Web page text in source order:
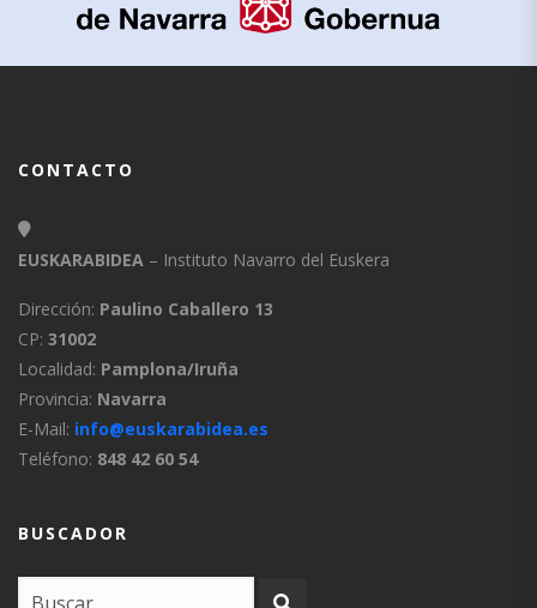
CONTACTO
EUSKARABIDEA – Instituto Navarro del Euskera
Dirección: Paulino Caballero 13
CP: 31002
Localidad: Pamplona/Iruña
Provincia: Navarra
E-Mail: info@euskarabidea.es
Teléfono: 848 42 60 54
BUSCADOR